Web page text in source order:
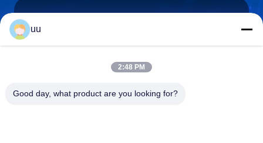
อีเมล
uu
2:48 PM
Good day, what product are you looking for?